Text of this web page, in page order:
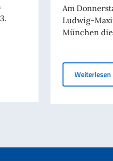
in Papierform ihre
Am
Ludwig-
München
Weiterlesen